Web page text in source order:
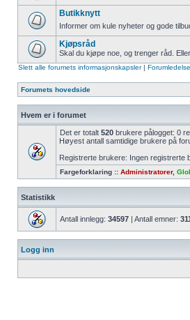
Butikknytt
Informer om kule nyheter og gode
Kjøpsråd
Skal du kjøpe noe, og trenger råd.
Slett alle forumets informasjonskapsler| Forumledelse
Forumets hovedside
Hvem er i forumet
Det er totalt 520 brukere pålogget: 0
Høyest antall samtidige brukere på
Registrerte brukere: Ingen registrerte
Fargeforklaring :: Administratorer,
Statistikk
Antall innlegg: 34597 | Antall emner:
Logg inn